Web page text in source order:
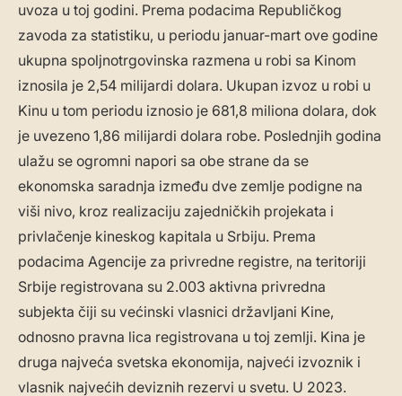
uvoza u toj godini. Prema podacima Republičkog
zavoda za statistiku, u periodu januar-mart ove godine
ukupna spoljnotrgovinska razmena u robi sa Kinom
iznosila je 2,54 milijardi dolara. Ukupan izvoz u robi u
Kinu u tom periodu iznosio je 681,8 miliona dolara, dok
je uvezeno 1,86 milijardi dolara robe. Poslednjih godina
ulažu se ogromni napori sa obe strane da se
ekonomska saradnja između dve zemlje podigne na
viši nivo, kroz realizaciju zajedničkih projekata i
privlačenje kineskog kapitala u Srbiju. Prema
podacima Agencije za privredne registre, na teritoriji
Srbije registrovana su 2.003 aktivna privredna
subjekta čiji su većinski vlasnici državljani Kine,
odnosno pravna lica registrovana u toj zemlji. Kina je
druga najveća svetska ekonomija, najveći izvoznik i
vlasnik najvećih deviznih rezervi u svetu. U 2023.